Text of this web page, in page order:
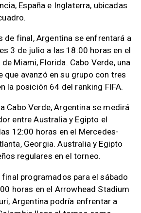
España e Inglaterra, ubicadas
de final, Argentina se enfrentará a
3 de julio a las 18:00 horas en el
Miami, Florida. Cabo Verde, una
que avanzó en su grupo con tres
la posición 64 del ranking FIFA.
Cabo Verde, Argentina se medirá
entre Australia y Egipto el
12:00 horas en el Mercedes-
Georgia. Australia y Egipto
regulares en el torneo.
programados para el sábado
horas en el Arrowhead Stadium
Argentina podría enfrentar a